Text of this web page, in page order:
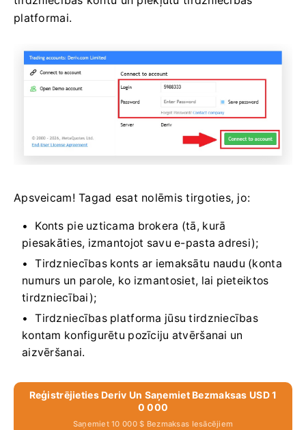
platformai.
Apsveicam! Tagad esat nolēmis tirgoties, jo:
Konts pie uzticama brokera (tā, kurā
piesakāties, izmantojot savu e-pasta adresi);
Tirdzniecības konts ar iemaksātu naudu (konta
numurs un parole, ko izmantosiet, lai pieteiktos
tirdzniecībai);
Tirdzniecības platforma jūsu tirdzniecības
kontam konfigurētu pozīciju atvēršanai un
aizvēršanai.
Reģistrējieties Deriv Un Saņemiet Bezmaksas USD 1
0 000
Saņemiet 10 000 $ Bezmaksas Iesācējiem